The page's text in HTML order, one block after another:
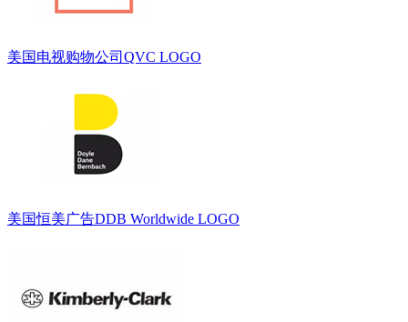
美国电视购物公司QVC LOGO
美国恒美广告DDB Worldwide LOGO